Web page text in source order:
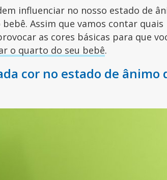
influenciar no nosso estado de
Assim que vamos contar quais
as cores básicas para que
o quarto do seu bebê.
cor no estado de ânimo